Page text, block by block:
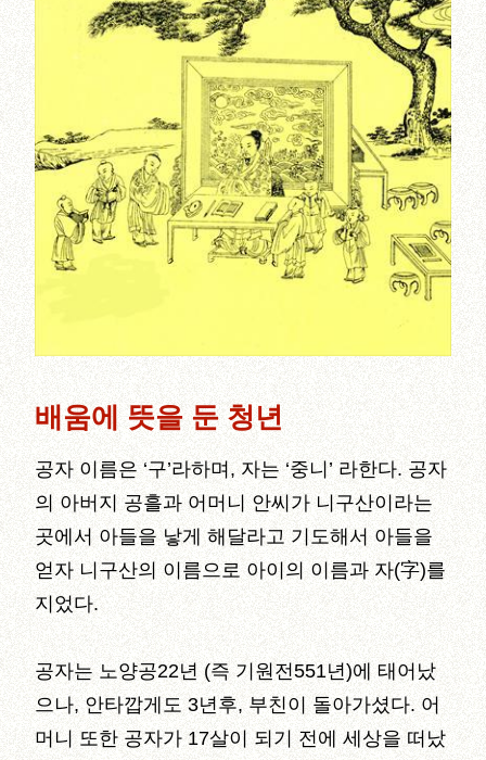
배움에 뜻을 둔 청년
공자 이름은 ‘구’라하며, 자는 ‘중니’ 라한다. 공자
의 아버지 공흘과 어머니 안씨가 니구산이라는
곳에서 아들을 낳게 해달라고 기도해서 아들을
얻자 니구산의 이름으로 아이의 이름과 자(字)를
지었다.
공자는 노양공22년 (즉 기원전551년)에 태어났
으나, 안타깝게도 3년후, 부친이 돌아가셨다. 어
머니 또한 공자가 17살이 되기 전에 세상을 떠났